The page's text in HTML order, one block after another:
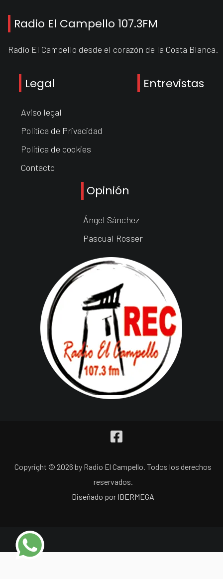
Radio El Campello 107.3FM
Radio El Campello desde el corazón de la Costa Blanca.
Legal
Aviso legal
Política de Privacidad
Política de cookies
Contacto
Entrevistas
Opinión
Ángel Sánchez
Pascual Rosser
Copyright © 2026 by Radio El Campello. Todos los derechos
reservados.
Diseñado por IBERMEGA